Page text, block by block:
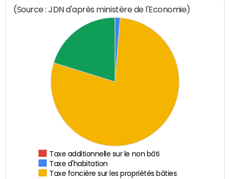
(Source : JDN d'après ministère de l'Economie)
Taxe additionnelle sur le non bâti
Taxe d'habitation
Taxe foncière sur les propriétés bâties